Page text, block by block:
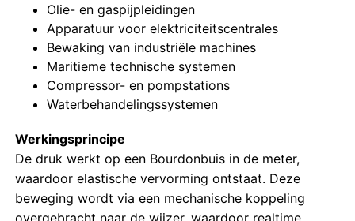
Glow In The Dark-manometer
Typen drukmeters
Olie- en gaspijpleidingen
Apparatuur voor elektriciteitscentrales
Bewaking van industriële machines
Maritieme technische systemen
Compressor- en pompstations
Waterbehandelingssystemen
Werkingsprincipe
De druk werkt op een Bourdonbuis in de meter,
waardoor elastische vervorming ontstaat. Deze
beweging wordt via een mechanische koppeling
overgebracht naar de wijzer, waardoor realtime